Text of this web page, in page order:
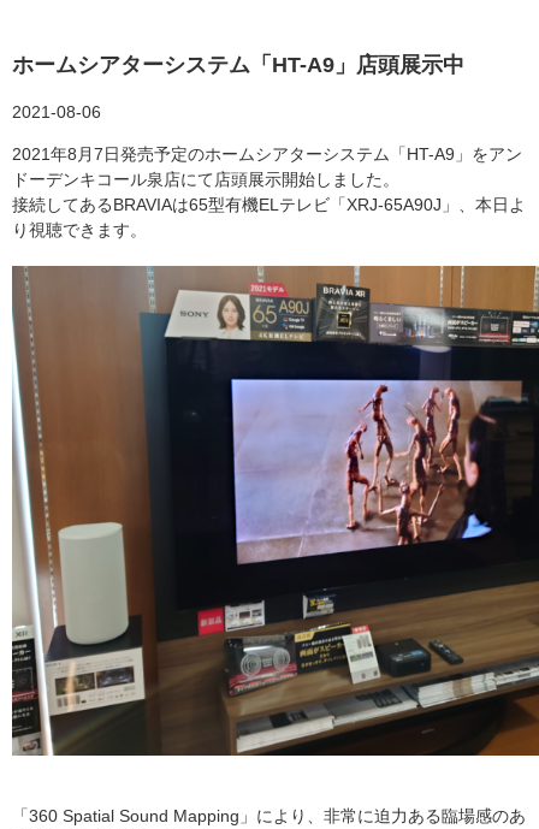
ホームシアターシステム「HT-A9」店頭展示中
2021-08-06
2021年8月7日発売予定のホームシアターシステム「HT-A9」をアン
ドーデンキコール泉店にて店頭展示開始しました。
接続してあるBRAVIAは65型有機ELテレビ「XRJ-65A90J」、本日よ
り視聴できます。
「360 Spatial Sound Mapping」により、非常に迫力ある臨場感のあ